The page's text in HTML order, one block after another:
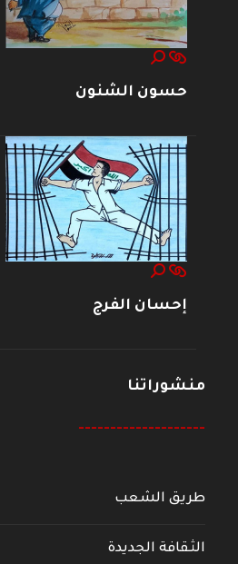
حسون الشنون
إحسان الفرج
منشوراتنا
--------------------
طريق الشعب
الثقافة الجديدة